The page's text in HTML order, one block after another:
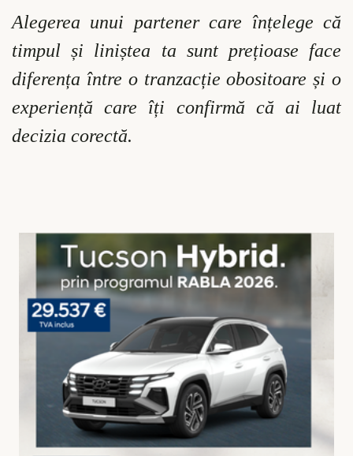
Alegerea unui partener care înțelege că
timpul și liniștea ta sunt prețioase face
diferența între o tranzacție obositoare și o
experiență care îți confirmă că ai luat
decizia corectă.